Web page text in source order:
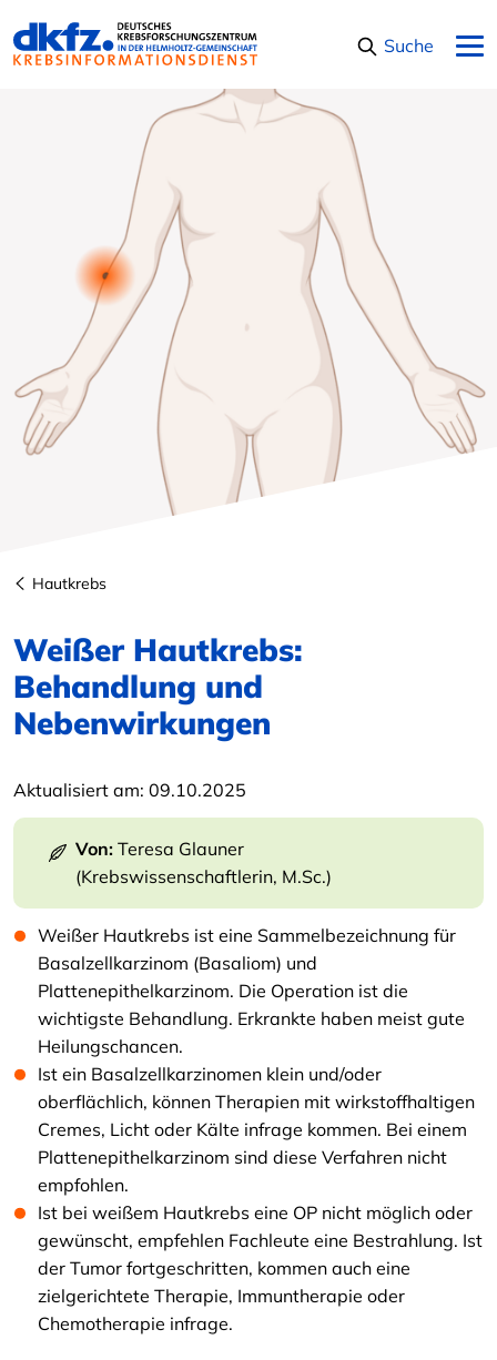
Suche
Hautkrebs
Weißer Hautkrebs:
Behandlung und
Nebenwirkungen
Aktualisiert am: 09.10.2025
Von: Teresa Glauner
(Krebswissenschaftlerin, M.Sc.)
Weißer Hautkrebs ist eine Sammelbezeichnung für
Basalzellkarzinom (Basaliom) und
Plattenepithelkarzinom. Die Operation ist die
wichtigste Behandlung. Erkrankte haben meist gute
Heilungschancen.
Ist ein Basalzellkarzinomen klein und/oder
oberflächlich, können Therapien mit wirkstoffhaltigen
Cremes, Licht oder Kälte infrage kommen. Bei einem
Plattenepithelkarzinom sind diese Verfahren nicht
empfohlen.
Ist bei weißem Hautkrebs eine OP nicht möglich oder
gewünscht, empfehlen Fachleute eine Bestrahlung. Ist
der Tumor fortgeschritten, kommen auch eine
zielgerichtete Therapie, Immuntherapie oder
Chemotherapie infrage.